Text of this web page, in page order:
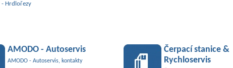
- Hrdlořezy
AMODO - Autoservis
AMODO - Autoservis, kontakty
Čerpací stanice &
Rychloservis